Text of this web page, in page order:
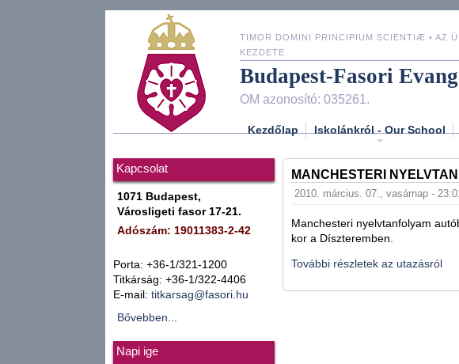
TIMOR DOMINI PRINCIPIUM SCIENTIÆ • AZ
KEZDETE
Budapest-Fasori
OM azonosító: 035261.
Kezdőlap Iskolánkról - Our School
Kapcsolat
1071 Budapest,
Városligeti fasor 17-21.
Adószám: 19011383-2-42
Porta: +36-1/321-1200
Titkárság: +36-1/322-4406
E-mail: titkarsag@fasori.hu
Bővebben...
Napi ige
MANCHESTERI
2010. március. 07., vasárnap -
Manchesteri nyelvtanfolyam
kor a Díszteremben.
További részletek az utazásról